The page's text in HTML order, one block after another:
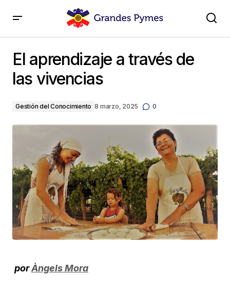
El aprendizaje a través de
las vivencias
Gestión del Conocimiento 8 marzo, 2025 0
porÀngels Mora